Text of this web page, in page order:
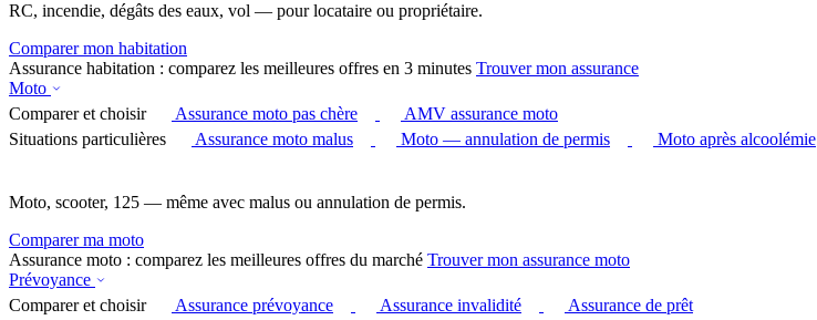
RC, incendie, dégâts des eaux, vol — pour locataire ou propriétaire.
Comparer mon habitation
Assurance habitation : comparez les meilleures offres en 3 minutes Trouver mon assurance
Moto
Comparer et choisir
Assurance moto pas chère
AMV assurance moto
Situations particulières
Assurance moto malus Moto — annulation de permis Moto après alcoolémie
Moto, scooter, 125 — même avec malus ou annulation de permis.
Comparer ma moto
Assurance moto : comparez les meilleures offres du marché Trouver mon assurance moto
Prévoyance
Comparer et choisir
Assurance prévoyance Assurance invalidité
Assurance de prêt